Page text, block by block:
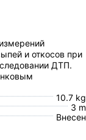
и откосов при
ДТП.
10.7 kg
3 m
Внесен